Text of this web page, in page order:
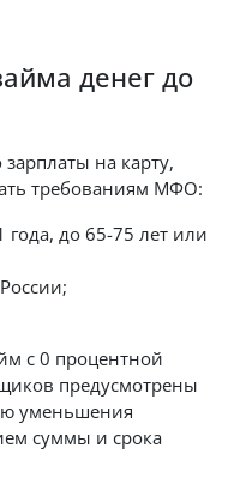
денег до
на карту,
требованиям МФО:
года, до 65-75 лет или
с 0 процентной
предусмотрены
уменьшения
суммы и срока